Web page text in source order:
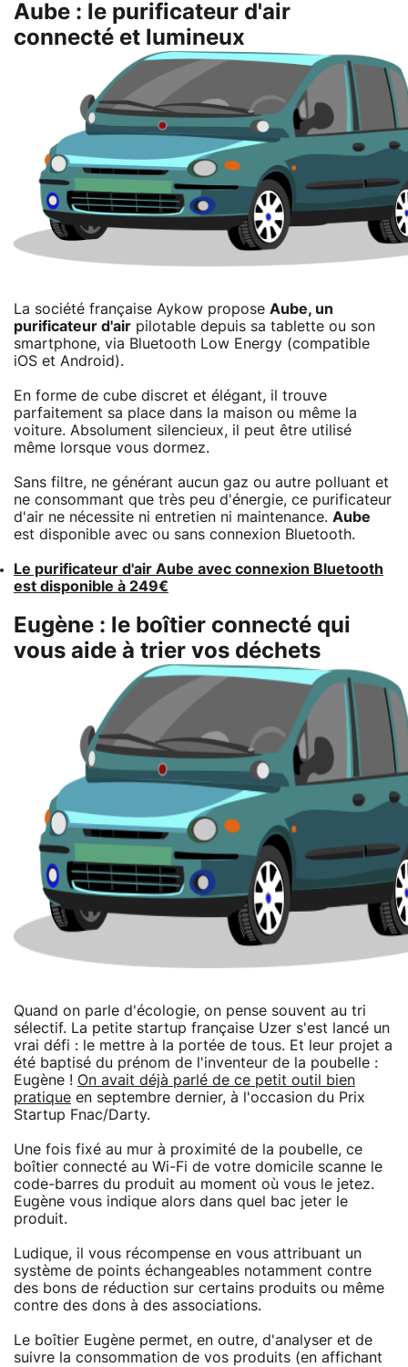
Aube : le purificateur d'air
connecté et lumineux
La société française Aykow propose Aube, un
purificateur d'air pilotable depuis sa tablette ou son
smartphone, via Bluetooth Low Energy (compatible
iOS et Android).
En forme de cube discret et élégant, il trouve
parfaitement sa place dans la maison ou même la
voiture. Absolument silencieux, il peut être utilisé
même lorsque vous dormez.
Sans filtre, ne générant aucun gaz ou autre polluant et
ne consommant que très peu d'énergie, ce purificateur
d'air ne nécessite ni entretien ni maintenance. Aube
est disponible avec ou sans connexion Bluetooth.
Le purificateur d'air Aube avec connexion Bluetooth
est disponible à 249€
Eugène : le boîtier connecté qui
vous aide à trier vos déchets
Quand on parle d'écologie, on pense souvent au tri
sélectif. La petite startup française Uzer s'est lancé un
vrai défi : le mettre à la portée de tous. Et leur projet a
été baptisé du prénom de l'inventeur de la poubelle :
Eugène ! On avait déjà parlé de ce petit outil bien
pratique en septembre dernier, à l'occasion du Prix
Startup Fnac/Darty.
Une fois fixé au mur à proximité de la poubelle, ce
boîtier connecté au Wi-Fi de votre domicile scanne le
code-barres du produit au moment où vous le jetez.
Eugène vous indique alors dans quel bac jeter le
produit.
Ludique, il vous récompense en vous attribuant un
système de points échangeables notamment contre
des bons de réduction sur certains produits ou même
contre des dons à des associations.
Le boîtier Eugène permet, en outre, d'analyser et de
suivre la consommation de vos produits (en affichant